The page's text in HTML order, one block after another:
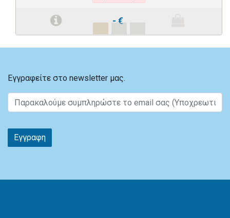
- €
Εγγραφείτε στο newsletter μας.
Εγγραφη